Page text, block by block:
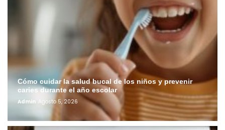
Cómo cuidar la salud bucal de los niños y prevenir
caries durante el año escolar
Admin Agosto 5, 2026